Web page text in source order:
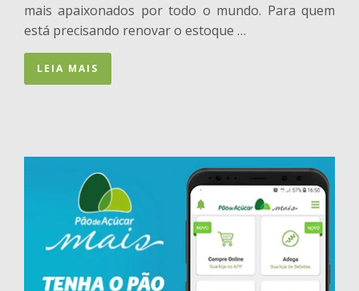
mais apaixonados por todo o mundo. Para quem
está precisando renovar o estoque …
LEIA MAIS